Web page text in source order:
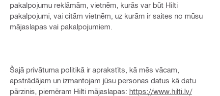
pakalpojumu reklāmām, vietnēm, kurās var būt Hilti
pakalpojumi, vai citām vietnēm, uz kurām ir saites no mūsu
mājaslapas vai pakalpojumiem.
Šajā privātuma politikā ir aprakstīts, kā mēs vācam,
apstrādājam un izmantojam jūsu personas datus kā datu
pārzinis, piemēram Hilti mājaslapas: https://www.hilti.lv/